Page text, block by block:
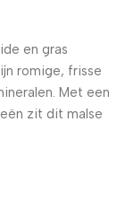
en gras
romige, frisse
Met een
zit dit malse